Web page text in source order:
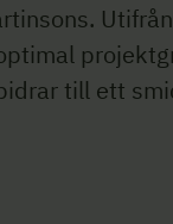
till ett